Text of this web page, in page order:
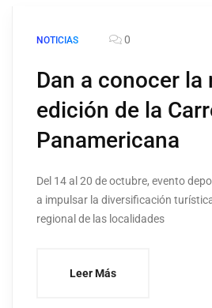
NOTICIAS 0
Dan a conocer la
edición de la
Panamericana
Del 14 al 20 de octubre, evento
a impulsar la diversificación
regional de las localidades
Leer Más